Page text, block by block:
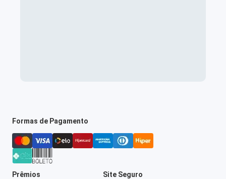
Formas de Pagamento
Prêmios Site Seguro